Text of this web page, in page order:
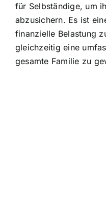
für Selbständige, um
abzusichern. Es ist
finanzielle Belastung
gleichzeitig eine
gesamte Familie zu